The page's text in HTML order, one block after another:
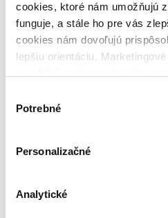
cookies, ktoré nám umožňujú
funguje, a stále ho pre vás
cookies nám dovoľujú
lepšiu orientáciu.
keby sme mohli používať
súhlasu
Potrebné
Personalizačné
Analytické
Použité filtre
Zrušiť filtre
Autor Paul Christopher Hoppe